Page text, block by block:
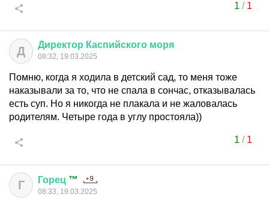
1 / 1
Д Директор Каспийского моря
08:32, 19.03.2025
Помню, когда я ходила в детский сад, то меня тоже
наказывали за то, что не спала в сончас, отказывалась
есть суп. Но я никогда не плакала и не жаловалась
родителям. Четыре года в углу простояла))
1 / 1
Г Горец ™
08:33, 19.03.2025